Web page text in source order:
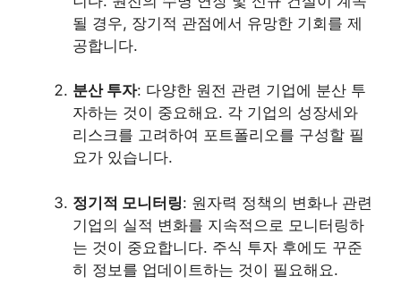
될 경우, 장기적 관점에서 유망한 기회를 제
공합니다.
분산 투자: 다양한 원전 관련 기업에 분산 투
자하는 것이 중요해요. 각 기업의 성장세와
리스크를 고려하여 포트폴리오를 구성할 필
요가 있습니다.
정기적 모니터링: 원자력 정책의 변화나 관련
기업의 실적 변화를 지속적으로 모니터링하
는 것이 중요합니다. 주식 투자 후에도 꾸준
히 정보를 업데이트하는 것이 필요해요.